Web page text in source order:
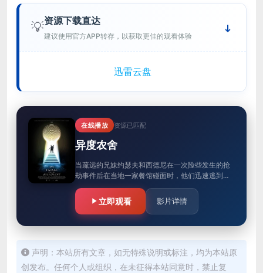
💡资源下载直达
建议使用官方APP转存，以获取更佳的观看体验
迅雷云盘
在线播放 资源已匹配
异度农舍
当疏远的兄妹约瑟夫和西德尼在一次险些发生的抢
劫事件后在当地一家餐馆碰面时，他们迅速逃到一
座废弃的农舍，这座农舍将他们传送到了另一个时
间，以逃避当地警察的追捕。但…
立即观看 影片详情
声明：本站所有文章，如无特殊说明或标注，均为本站原
创发布。任何个人或组织，在未征得本站同意时，禁止复